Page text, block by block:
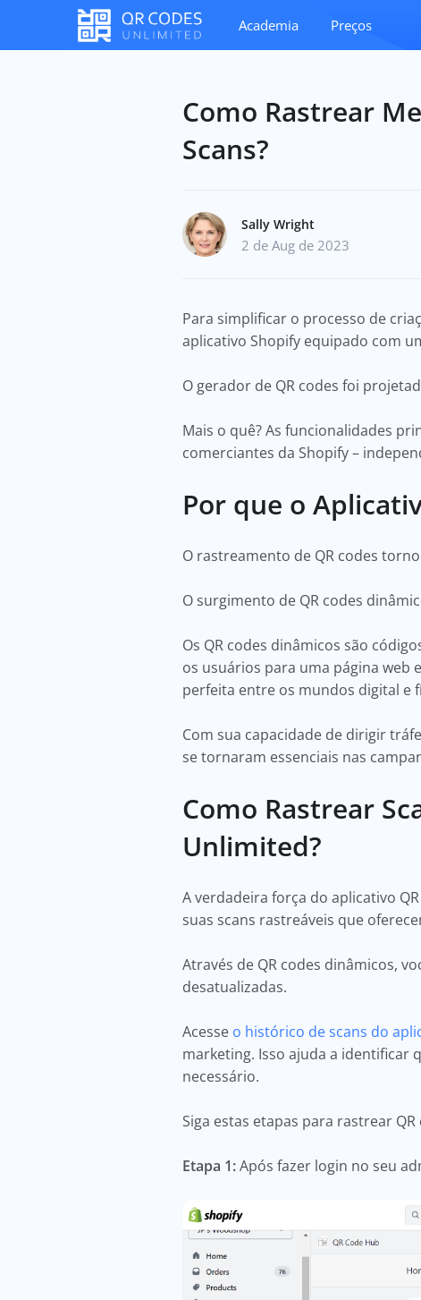
Academia Preços
Como Rastrear
Scans?
Sally Wright
2 de Aug de 2023
Para simplificar o processo de
aplicativo Shopify equipado com
O gerador de QR codes foi
Mais o quê? As funcionalidades
comerciantes da Shopify –
Por que o
O rastreamento de QR codes
O surgimento de QR codes
Os QR codes dinâmicos são
os usuários para uma página web
perfeita entre os mundos digital e
Com sua capacidade de dirigir
se tornaram essenciais nas
Como Rastrear
Unlimited?
A verdadeira força do aplicativo
suas scans rastreáveis que
Através de QR codes dinâmicos,
desatualizadas.
Acesse o histórico de scans do
marketing. Isso ajuda a identificar
necessário.
Siga estas etapas para rastrear
Etapa 1:Após fazer login no seu